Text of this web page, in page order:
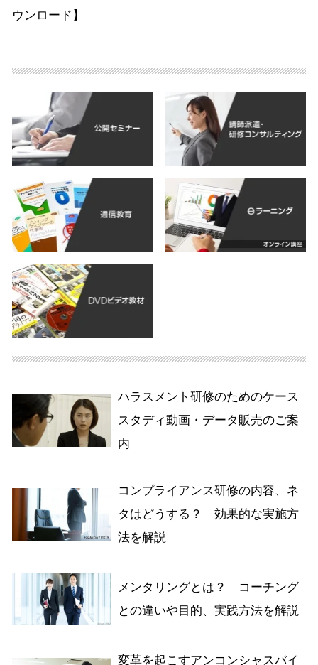
ウンロード】
ハラスメント研修のためのケース
スタディ動画・データ販売のご案
内
コンプライアンス研修の内容、ネ
タはどうする？ 効果的な実施方
法を解説
メンタリングとは？ コーチング
との違いや目的、実践方法を解説
変革を起こすアンコンシャスバイ